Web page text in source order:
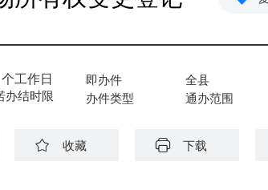
个工作日
办结时限
即办件
办件类型
全县
通办范围
收藏 下载